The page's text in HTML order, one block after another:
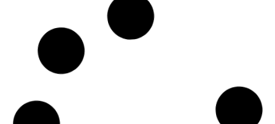
Entrega inmediata
Ocasión